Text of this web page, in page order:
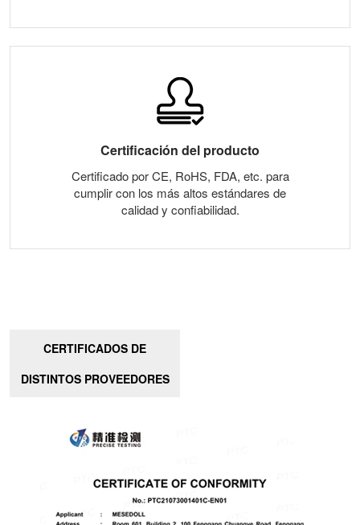
Certificación del producto
Certificado por CE, RoHS, FDA, etc. para
cumplir con los más altos estándares de
calidad y confiabilidad.
CERTIFICADOS DE
DISTINTOS PROVEEDORES